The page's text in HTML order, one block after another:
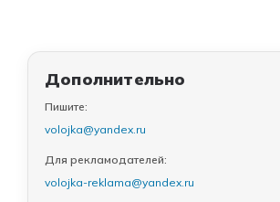
Дополнительно
Пишите:
volojka@yandex.ru
Для рекламодателей:
volojka-reklama@yandex.ru